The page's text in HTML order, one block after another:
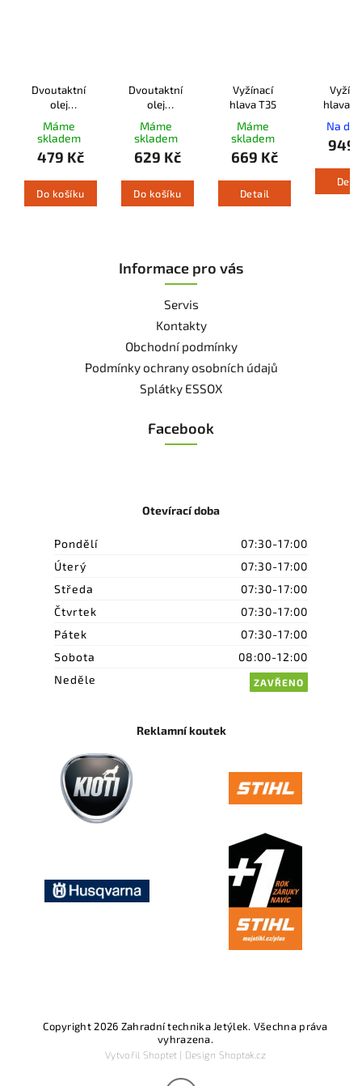
Dvoutaktní
olej
Husqvarna
LS+ 2T 1l
Máme
skladem
479 Kč
Do košíku
Dvoutaktní
olej
Husqvarna
XP® Synthetic
Máme
skladem
629 Kč
Do košíku
Vyžínací
hlava T35
Máme
skladem
669 Kč
Detail
hlava
Na
949
Informace pro vás
Servis
Kontakty
Obchodní podmínky
Podmínky ochrany osobních údajů
Splátky ESSOX
Facebook
Otevírací doba
Pondělí
07:30-17:00
Úterý
07:30-17:00
Středa
07:30-17:00
Čtvrtek
07:30-17:00
Pátek
07:30-17:00
Sobota
08:00-12:00
Neděle
ZAVŘENO
Reklamní koutek
Copyright 2026 Zahradní technika Jetýlek. Všechna práva
vyhrazena.
Vytvořil Shoptet| Design Shoptak.cz